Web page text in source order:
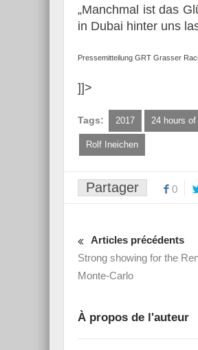
„Manchmal ist das
in Dubai hinter uns
Pressemitteilung GRT Grasser
]]>
Tags: 2017 24 hours
Rolf Ineichen
Partager 0
Articles précédents
Strong showing for the
Monte-Carlo
À propos de l'auteur